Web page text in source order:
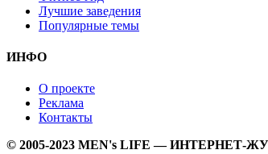
Лучшие заведения
Популярные темы
ИНФО
О проекте
Реклама
Контакты
© 2005-2023 MEN's LIFE —